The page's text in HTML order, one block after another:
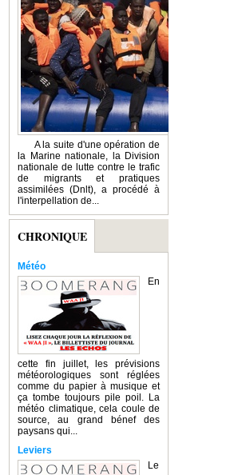
A la suite d'une opération de
la Marine nationale, la Division
nationale de lutte contre le trafic
de migrants et pratiques
assimilées (Dnlt), a procédé à
l'interpellation de...
CHRONIQUE
Météo
En
cette fin juillet, les prévisions
météorologiques sont réglées
comme du papier à musique et
ça tombe toujours pile poil. La
météo climatique, cela coule de
source, au grand bénef des
paysans qui...
Leviers
Le